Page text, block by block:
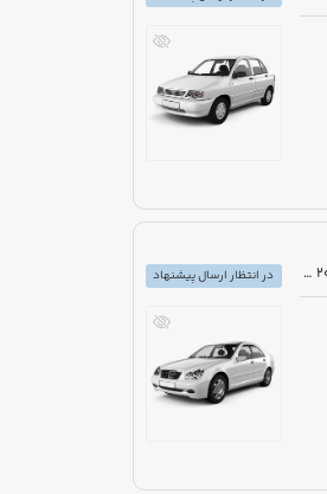
مزایده دولتی خودرو بنز C200 مدل 2007 رنگ خاکستری
در انتظار ارسال پیشنهاد